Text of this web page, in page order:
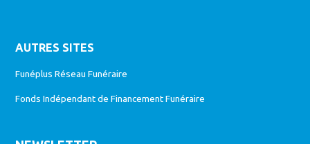
AUTRES SITES
Funéplus Réseau Funéraire
Fonds Indépendant de Financement Funéraire